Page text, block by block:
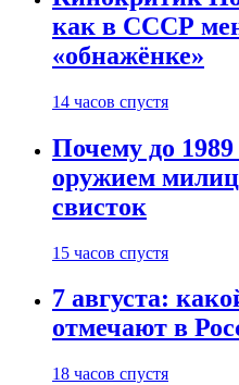
как в СССР
«обнажёнке»
14 часов спустя
Почему до
оружием
свисток
15 часов спустя
7 августа:
отмечают в
18 часов спустя